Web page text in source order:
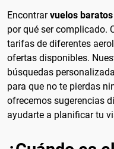
Encontrarvuelos
por qué ser complicado.
tarifas de diferentes
ofertas disponibles.
búsquedas
para que no te pierdas
ofrecemos sugerencias
ayudarte a planificar tu